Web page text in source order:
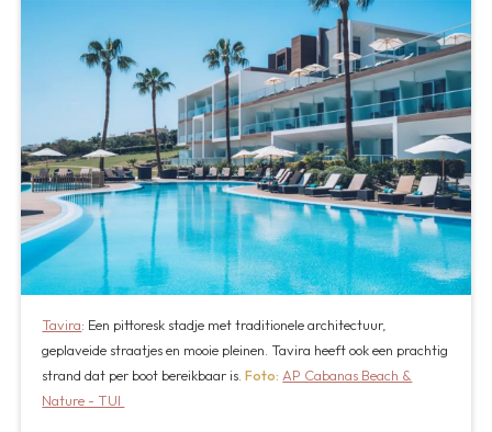
Tavira: Een pittoresk stadje met traditionele architectuur,
geplaveide straatjes en mooie pleinen. Tavira heeft ook een prachtig
strand dat per boot bereikbaar is.Foto: AP Cabanas Beach &
Nature - TUI